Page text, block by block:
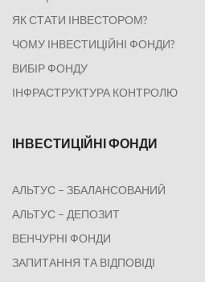
ЯК СТАТИ ІНВЕСТОРОМ?
ЧОМУ ІНВЕСТИЦІЙНІ ФОНДИ?
ВИБІР ФОНДУ
ІНФРАСТРУКТУРА КОНТРОЛЮ
ІНВЕСТИЦІЙНІ ФОНДИ
АЛЬТУС – ЗБАЛАНСОВАНИЙ
АЛЬТУС – ДЕПОЗИТ
ВЕНЧУРНІ ФОНДИ
ЗАПИТАННЯ ТА ВІДПОВІДІ